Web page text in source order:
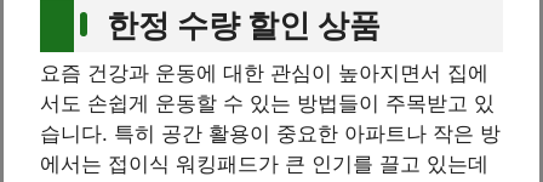
한정 수량 할인 상품
요즘 건강과 운동에 대한 관심이 높아지면서 집에
서도 손쉽게 운동할 수 있는 방법들이 주목받고 있
습니다. 특히 공간 활용이 중요한 아파트나 작은 방
에서는 접이식 워킹패드가 큰 인기를 끌고 있는데